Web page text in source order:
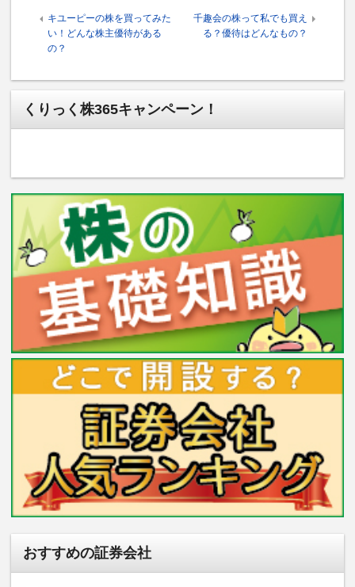
キユーピーの株を買ってみた
い！どんな株主優待がある
の？
千趣会の株って私でも買え
る？優待はどんなもの？
くりっく株365キャンペーン！
おすすめの証券会社